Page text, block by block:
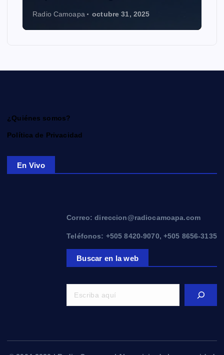
Radio Camoapa octubre 31, 2025
¿Quiénes somos?
Política de Privacidad
En Vivo
Correo: direccion@radiocamoapa.com
Teléfonos: +505 8420-9070, +505 8656-3135
Buscar en la web